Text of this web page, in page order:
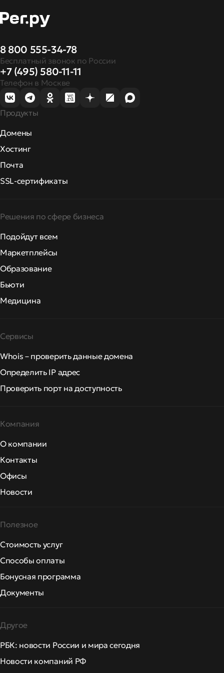
8 800 555-34-78
Бесплатный звонок по России
+7 (495) 580-11-11
Телефон в Москве
Продукты
Домены
Хостинг
Почта
SSL-сертификаты
Решения по сфере бизнеса
Подойдут всем
Маркетплейсы
Образование
Бьюти
Медицина
Сервисы
Whois – проверить данные домена
Определить IP адрес
Проверить порт на доступность
Компания
О компании
Контакты
Офисы
Новости
Полезное
Стоимость услуг
Способы оплаты
Бонусная программа
Документы
Другое
РБК: новости России и мира сегодня
Новости компаний РФ